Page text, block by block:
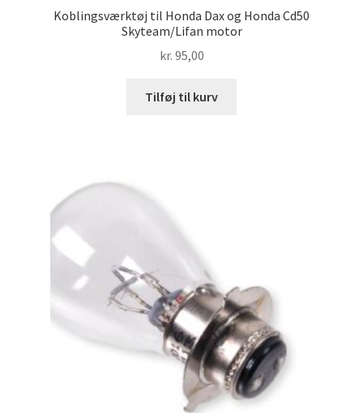
Koblingsværktøj til Honda Dax og Honda Cd50
Skyteam/Lifan motor
kr. 95,00
Tilføj til kurv